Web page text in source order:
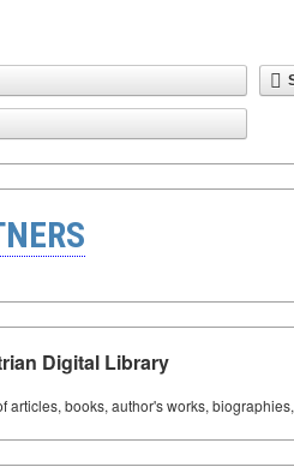
Digital Library
articles, books, author's works,